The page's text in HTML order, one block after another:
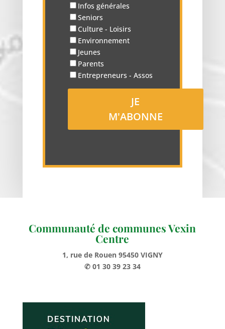
Infos générales
Seniors
Culture - Loisirs
Environnement
Jeunes
Parents
Entrepreneurs - Assos
Communauté de communes Vexin
Centre
1, rue de Rouen 95450 VIGNY
✆ 01 30 39 23 34